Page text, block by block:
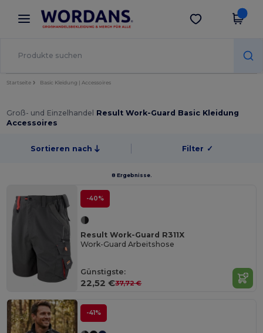
× Wordans App
Bessere Preise in der App!
App holen
Startseite Basic Kleidung | Accessoires
Groß- und Einzelhandel Result Work-Guard Basic Kleidung
Accessoires
Sortieren nach Filter ✓
8 Ergebnisse.
-40%
Result Work-Guard R311X
Work-Guard Arbeitshose
Günstigste:
22,52 €37,72 €
-41%